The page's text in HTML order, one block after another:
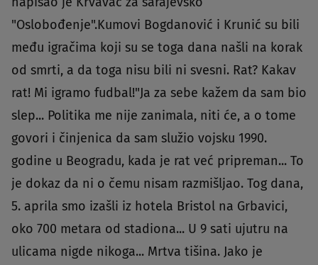
"Oslobođenje".Kumovi Bogdanović i Krunić su bili
među igračima koji su se toga dana našli na korak
od smrti, a da toga nisu bili ni svesni. Rat? Kakav
rat! Mi igramo fudbal!"Ja za sebe kažem da sam bio
slep... Politika me nije zanimala, niti će, a o tome
govori i činjenica da sam služio vojsku 1990.
godine u Beogradu, kada je rat već pripreman... To
je dokaz da ni o čemu nisam razmišljao. Tog dana,
5. aprila smo izašli iz hotela Bristol na Grbavici,
oko 700 metara od stadiona... U 9 sati ujutru na
ulicama nigde nikoga... Mrtva tišina. Jako je